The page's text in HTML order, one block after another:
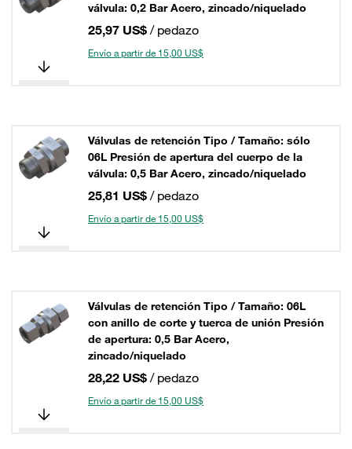
válvula: 0,2 Bar Acero, zincado/niquelado
25,97 US$ / pedazo
Envío a partir de 15,00 US$
Válvulas de retención Tipo / Tamaño: sólo
06L Presión de apertura del cuerpo de la
válvula: 0,5 Bar Acero, zincado/niquelado
25,81 US$ / pedazo
Envío a partir de 15,00 US$
Válvulas de retención Tipo / Tamaño: 06L
con anillo de corte y tuerca de unión Presión
de apertura: 0,5 Bar Acero,
zincado/niquelado
28,22 US$ / pedazo
Envío a partir de 15,00 US$